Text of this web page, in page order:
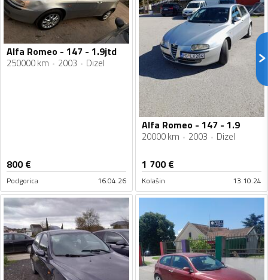
Alfa Romeo - 147 - 1.9jtd
250000 km 2003 Dizel
800€
Podgorica 16.04.26
Alfa Romeo - 147 - 1.9
20000 km 2003 Dizel
1 700€
Kolašin 13.10.24